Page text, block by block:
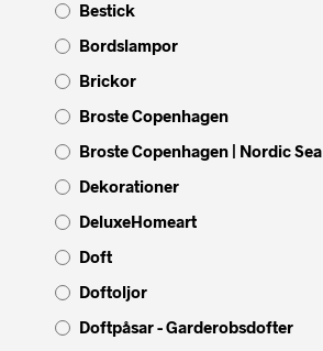
Bestick
Bordslampor
Brickor
Broste Copenhagen
Broste Copenhagen | Nordic Sea
Dekorationer
DeluxeHomeart
Doft
Doftoljor
Doftpåsar - Garderobsdofter